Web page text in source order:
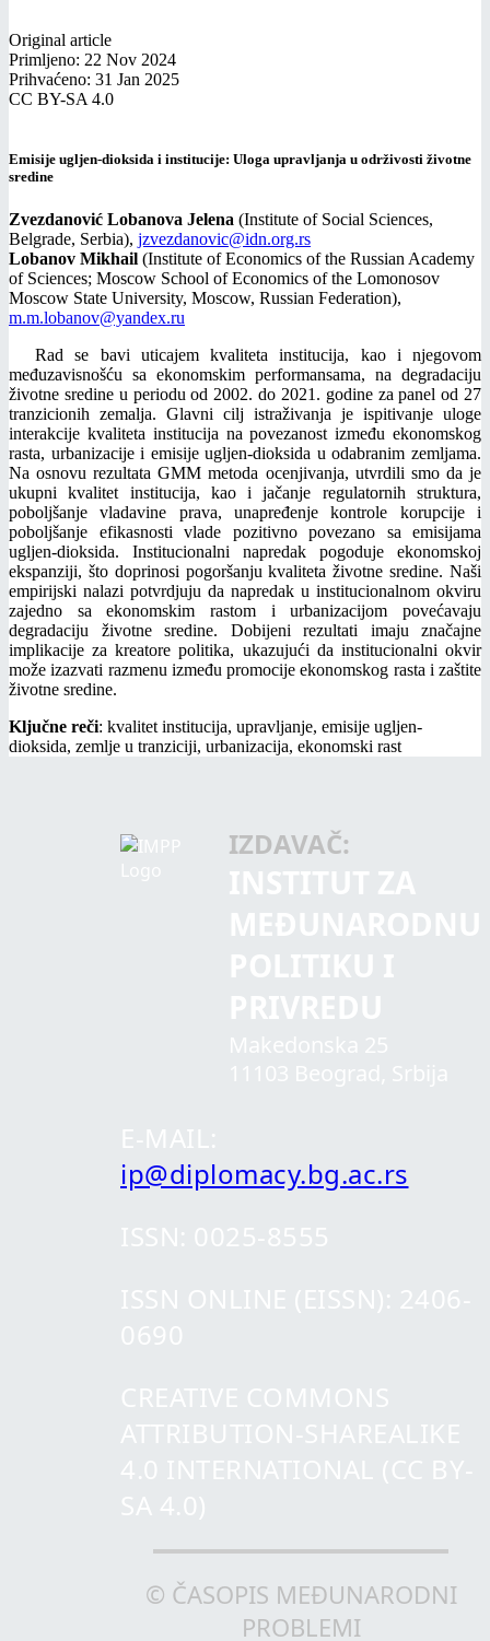
Original article
Primljeno: 22 Nov 2024
Prihvaćeno: 31 Jan 2025
CC BY-SA 4.0
Emisije ugljen-dioksida i institucije: Uloga upravljanja u održivosti životne
sredine
Zvezdanović Lobanova Jelena (Institute of Social Sciences,
Belgrade, Serbia), jzvezdanovic@idn.org.rs
Lobanov Mikhail (Institute of Economics of the Russian Academy
of Sciences; Moscow School of Economics of the Lomonosov
Moscow State University, Moscow, Russian Federation),
m.m.lobanov@yandex.ru
Rad se bavi uticajem kvaliteta institucija, kao i njegovom
međuzavisnošću sa ekonomskim performansama, na degradaciju
životne sredine u periodu od 2002. do 2021. godine za panel od 27
tranzicionih zemalja. Glavni cilj istraživanja je ispitivanje uloge
interakcije kvaliteta institucija na povezanost između ekonomskog
rasta, urbanizacije i emisije ugljen-dioksida u odabranim zemljama.
Na osnovu rezultata GMM metoda ocenjivanja, utvrdili smo da je
ukupni kvalitet institucija, kao i jačanje regulatornih struktura,
poboljšanje vladavine prava, unapređenje kontrole korupcije i
poboljšanje efikasnosti vlade pozitivno povezano sa emisijama
ugljen-dioksida. Institucionalni napredak pogoduje ekonomskoj
ekspanziji, što doprinosi pogoršanju kvaliteta životne sredine. Naši
empirijski nalazi potvrdjuju da napredak u institucionalnom okviru
zajedno sa ekonomskim rastom i urbanizacijom povećavaju
degradaciju životne sredine. Dobijeni rezultati imaju značajne
implikacije za kreatore politika, ukazujući da institucionalni okvir
može izazvati razmenu između promocije ekonomskog rasta i zaštite
životne sredine.
Ključne reči: kvalitet institucija, upravljanje, emisije ugljen-
dioksida, zemlje u tranziciji, urbanizacija, ekonomski rast
IZDAVAČ:
ip@diplomacy.bg.ac.rs
© ČASOPIS MEĐUNARODNI
PROBLEMI